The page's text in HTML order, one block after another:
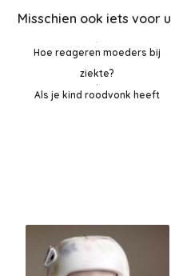
Misschien ook iets voor u
Hoe reageren moeders bij
ziekte?
Als je kind roodvonk heeft